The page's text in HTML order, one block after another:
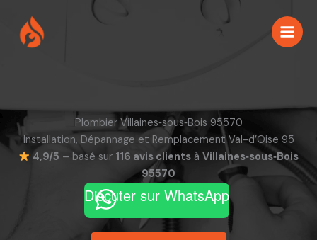
contenu
Plombier Villaines‑sous‑Bois 95570
Installation, Dépannage et Remplacement Val-d’Oise 95
4,9/5 – basé sur 116 avis clients àVillaines‑sous‑Bois
95570
Discuter sur WhatsApp